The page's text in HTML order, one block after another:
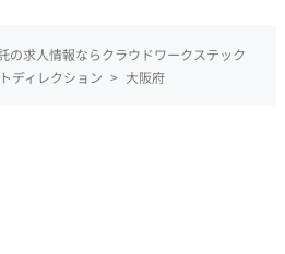
の求人情報ならクラウドワークステック
ディレクション > 大阪府